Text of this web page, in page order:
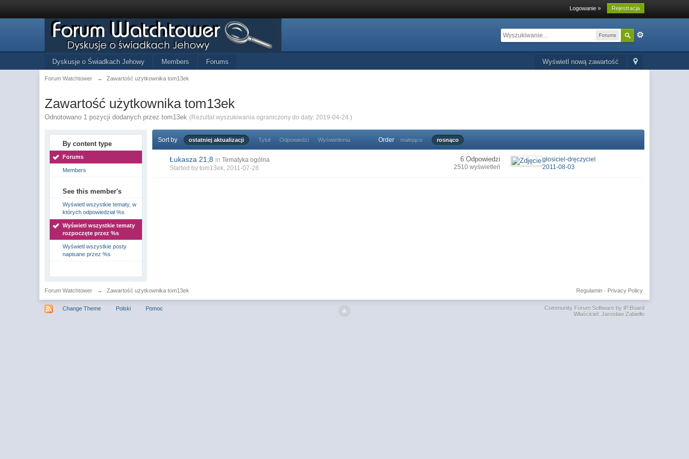
Logowanie » Rejestracja
Forums
Wyświetl nową zawartość
Dyskusje o Świadkach Jehowy Members Forums
Forum Watchtower → Zawartość użytkownika tom13ek
Zawartość użytkownika tom13ek
Odnotowano 1 pozycji dodanych przez tom13ek (Rezultat wyszukiwania ograniczony do daty: 2019-04-24 )
By content type
Forums
Members
See this member's
Wyświetl wszystkie tematy, w
których odpowiedział %s
Wyświetl wszystkie tematy
rozpoczęte przez %s
Wyświetl wszystkie posty
napisane przez %s
Sort by ostatniej aktualizacji Tytuł Odpowiedzi Wyświetlenia Order malejąco rosnąco
Łukasza 21;8 in Tematyka ogólna
Started bytom13ek, 2011-07-26
6 Odpowiedzi
2510 wyświetleń
głosiciel-dręczyciel
2011-08-03
Forum Watchtower → Zawartość użytkownika tom13ek Privacy Policy
Regulamin·
Change Theme Polski Pomoc
Community Forum Software by IP.Board
Właściciel: Jarosław Zabiełło